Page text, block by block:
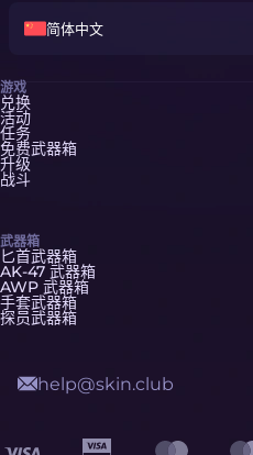
简体中文
游戏
兑换
活动
任务
免费武器箱
升级
战斗
武器箱
匕首武器箱
AK-47 武器箱
AWP 武器箱
手套武器箱
探员武器箱
help@skin.club